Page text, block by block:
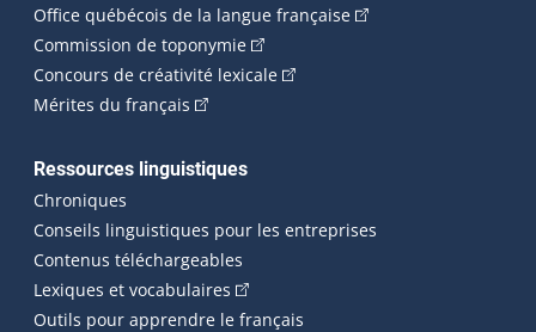
Office québécois de la langue française(Cet hyperlien
Commission de toponymie(Cet hyperlien externe s'ouvrira
Concours de créativité lexicale(Cet hyperlien externe
Mérites du français (Cet hyperlien externe s'ouvrira dans une
Ressources linguistiques
Chroniques
Conseils linguistiques pour les entreprises
Contenus téléchargeables
Lexiques et vocabulaires (Cet hyperlien externe s'ouvrira
Outils pour apprendre le français